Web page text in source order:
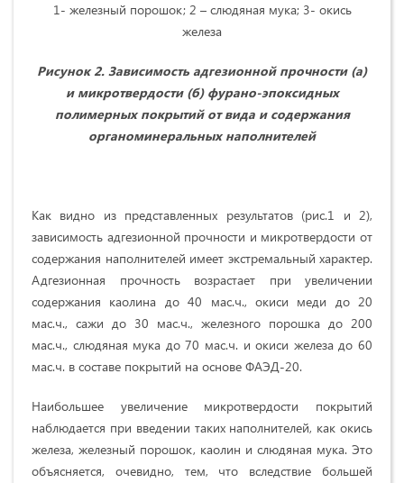
1- железный порошок; 2 – слюдяная мука; 3- окись
железа
Рисунок 2. Зависимость адгезионной прочности (а)
и микротвердости (б) фурано-эпоксидных
полимерных покрытий от вида и содержания
органоминеральных наполнителей
Как видно из представленных результатов (рис.1 и 2),
зависимость адгезионной прочности и микротвердости от
содержания наполнителей имеет экстремальный характер.
Адгезионная прочность возрастает при увеличении
содержания каолина до 40 мас.ч., окиси меди до 20
мас.ч., сажи до 30 мас.ч., железного порошка до 200
мас.ч., слюдяная мука до 70 мас.ч. и окиси железа до 60
мас.ч. в составе покрытий на основе ФАЭД-20.
Наибольшее увеличение микротвердости покрытий
наблюдается при введении таких наполнителей, как окись
железа, железный порошок, каолин и слюдяная мука. Это
объясняется, очевидно, тем, что вследствие большей